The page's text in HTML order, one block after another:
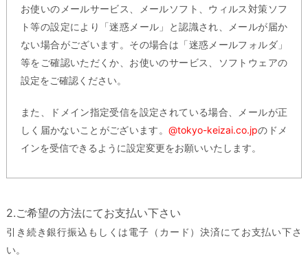
お使いのメールサービス、メールソフト、ウィルス対策ソフ
ト等の設定により「迷惑メール」と認識され、メールが届か
ない場合がございます。その場合は「迷惑メールフォルダ」
等をご確認いただくか、お使いのサービス、ソフトウェアの
設定をご確認ください。
また、ドメイン指定受信を設定されている場合、メールが正
しく届かないことがございます。@tokyo-keizai.co.jpのドメ
インを受信できるように設定変更をお願いいたします。
2.ご希望の方法にてお支払い下さい
引き続き銀行振込もしくは電子（カード）決済にてお支払い下さ
い。